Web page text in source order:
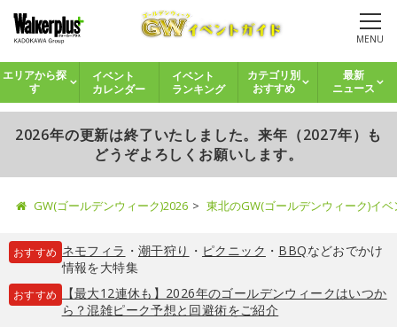
MENU
エリアから探
す
イベント
カレンダー
イベント
ランキング
カテゴリ別
おすすめ
最新
ニュース
2026年の更新は終了いたしました。来年（2027年）も
どうぞよろしくお願いします。
GW(ゴールデンウィーク)2026 東北のGW(ゴールデンウィーク)イ
おすすめ ネモフィラ ・ 潮干狩り ・ ピクニック ・ BBQなどおでかけ
情報を大特集
おすすめ
【最大12連休も】2026年のゴールデンウィークはいつか
ら？混雑ピーク予想と回避術をご紹介